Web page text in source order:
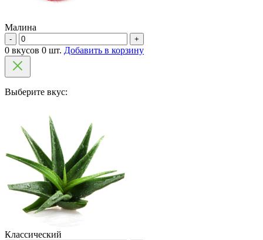
Малина
- +
0 вкусов 0 шт. Добавить в корзину
Выберите вкус:
Классический